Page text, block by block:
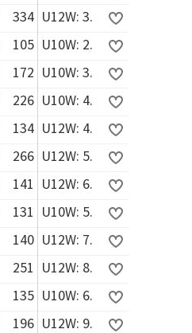
334 U12W: 3.
105 U10W: 2.
172 U10W: 3.
226 U10W: 4.
134 U12W: 4.
266 U12W: 5.
141 U12W: 6.
131 U10W: 5.
140 U12W: 7.
251 U12W: 8.
135 U10W: 6.
196 U12W: 9.